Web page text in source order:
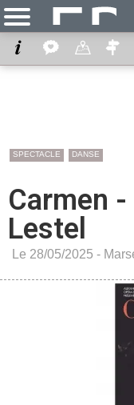
SPECTACLE DANSE
Carmen
Lestel
Le 28/05/2025 -